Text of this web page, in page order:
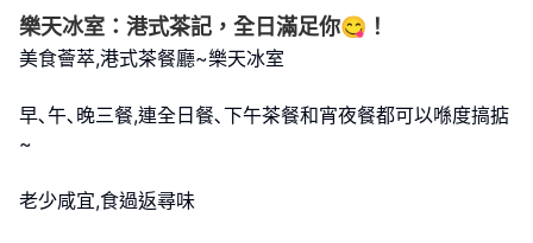
樂天冰室：港式茶記，全日滿足你😋！
美食薈萃,港式茶餐廳~樂天冰室
早､午､晚三餐,連全日餐､下午茶餐和宵夜餐都可以喺度搞掂
~
老少咸宜,食過返尋味